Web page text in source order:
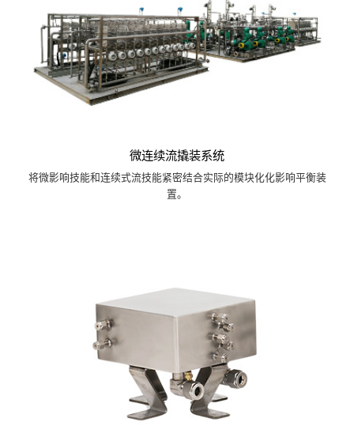
微连续流撬装系统
将微影响技能和连续式流技能紧密结合实际的模块化化影响平衡装
置。